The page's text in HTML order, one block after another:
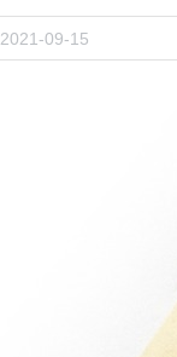
2021-09-15